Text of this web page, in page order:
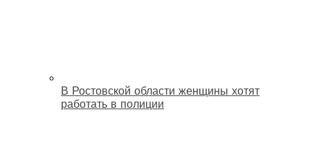
В Ростовской области женщины хотят
работать в полиции